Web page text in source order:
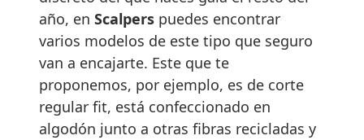
año, en Scalpers puedes encontrar
varios modelos de este tipo que seguro
van a encajarte. Este que te
proponemos, por ejemplo, es de corte
regular fit, está confeccionado en
algodón junto a otras fibras recicladas y